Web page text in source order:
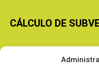
CÁLCULO DE